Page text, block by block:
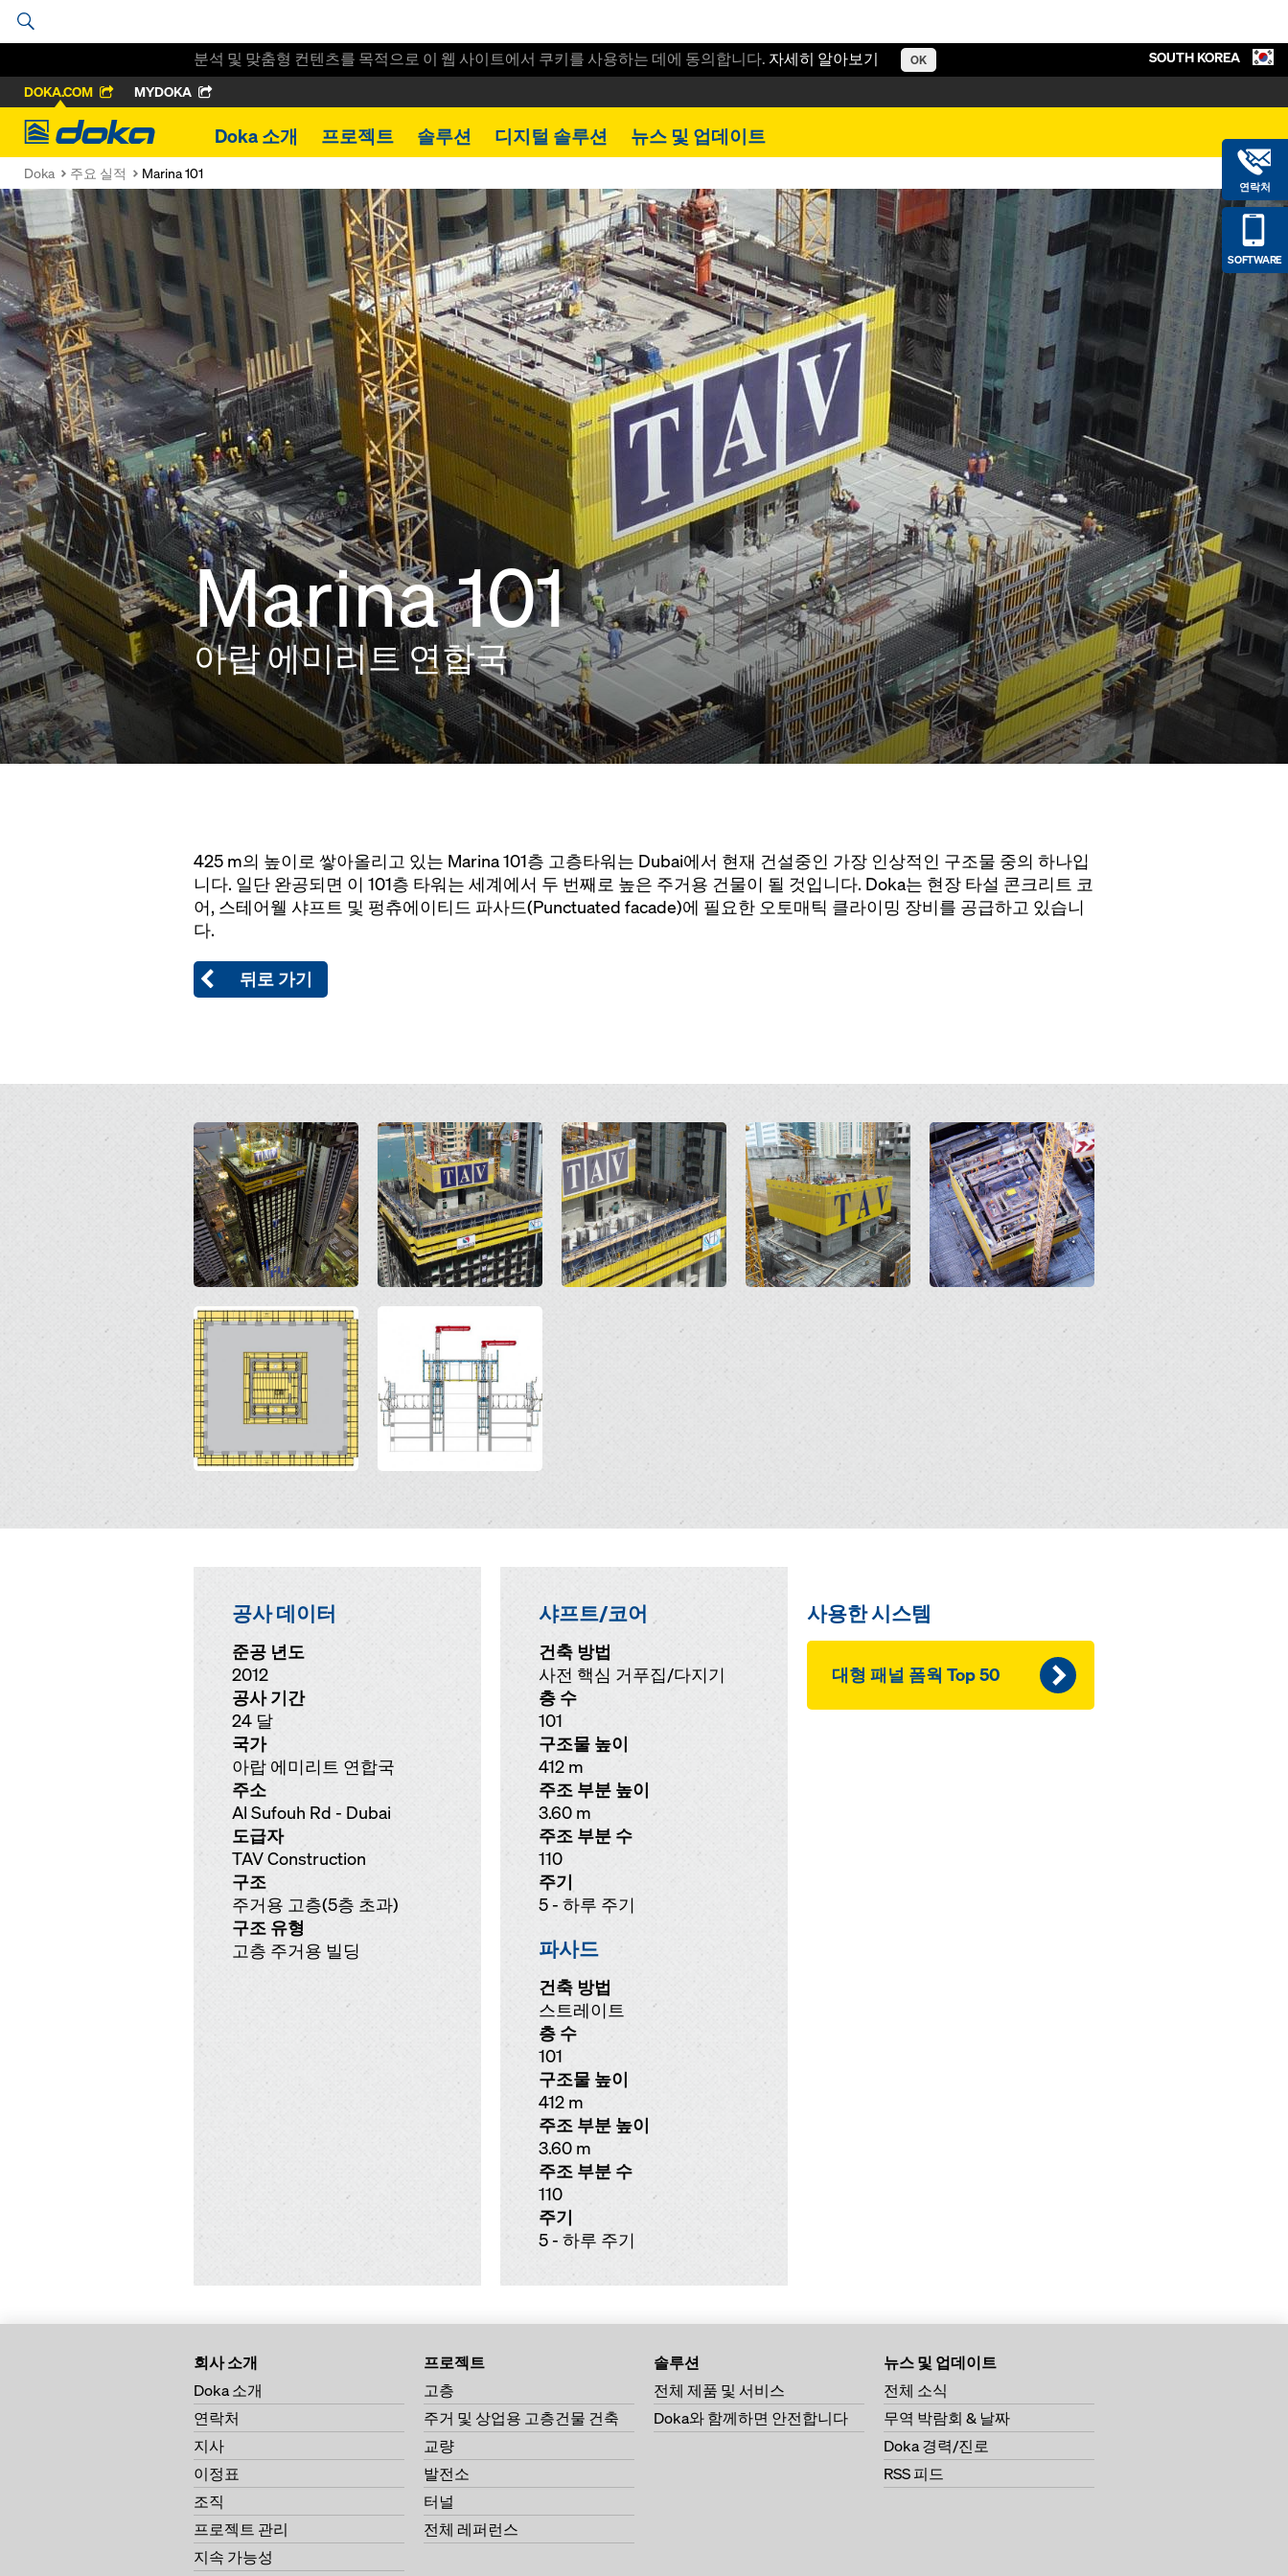
분석 및 맞춤형 컨텐츠를 목적으로 이 웹 사이트에서 쿠키를 사용하는 데에 동의합니다. 자세히 알아보기 OK
DOKA.COM MYDOKA
Doka
Doka 소개 프로젝트 솔루션 디지털 솔루션 뉴스 및 업데이트
연락처
SOFTWARE
SOUTH KOREA
Doka 주요 실적 Marina 101
Marina 101
아랍 에미리트 연합국
425 m의 높이로 쌓아올리고 있는 Marina 101층 고층타워는 Dubai에서 현재 건설중인 가장 인상적인 구조물 중의 하나입
니다. 일단 완공되면 이 101층 타워는 세계에서 두 번째로 높은 주거용 건물이 될 것입니다. Doka는 현장 타설 콘크리트 코
어, 스테어웰 샤프트 및 펑츄에이티드 파사드(Punctuated facade)에 필요한 오토매틱 클라이밍 장비를 공급하고 있습니
다.
뒤로 가기
Open Open Open Open Open
Open
공사 데이터
준공 년도
2012
공사 기간
24 달
국가
아랍 에미리트 연합국
주소
Al Sufouh Rd - Dubai
도급자
TAV Construction
구조
주거용 고층(5층 초과)
구조 유형
고층 주거용 빌딩
샤프트/코어
건축 방법
사전 핵심 거푸집/다지기
층 수
101
구조물 높이
412 m
주조 부분 높이
3.60 m
주조 부분 수
110
주기
5 - 하루 주기
파사드
건축 방법
스트레이트
층 수
101
구조물 높이
412 m
주조 부분 높이
3.60 m
주조 부분 수
110
주기
5 - 하루 주기
사용한 시스템
대형 패널 폼웍 Top 50
회사 소개
Doka 소개
연락처
지사
이정표
조직
프로젝트 관리
지속 가능성
프로젝트
고층
주거 및 상업용 고층건물 건축
교량
발전소
터널
전체 레퍼런스
솔루션
전체 제품 및 서비스
Doka와 함께하면 안전합니다
뉴스 및 업데이트
전체 소식
무역 박람회 & 날짜
Doka 경력/진로
RSS 피드